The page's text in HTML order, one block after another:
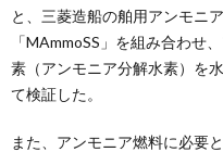
と、三菱造船の舶用アンモニ
「MAmmoSS」を組み合わせ
素（アンモニア分解水素）を
て検証した。
また、アンモニア燃料に必要